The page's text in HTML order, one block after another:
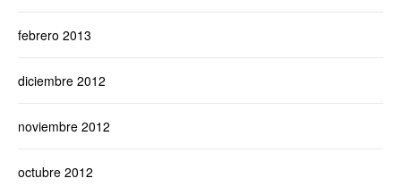
febrero 2013
diciembre 2012
noviembre 2012
octubre 2012